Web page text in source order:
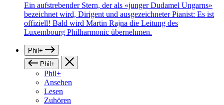
Ein aufstrebender Stern, der als «junger Dudamel Ungarns»
bezeichnet wird, Dirigent und ausgezeichneter Pianist: Es ist
offiziell! Bald wird Martin Rajna die Leitung des
Luxembourg Philharmonic übernehmen.
Phil+
Phil+
Phil+
Ansehen
Lesen
Zuhören